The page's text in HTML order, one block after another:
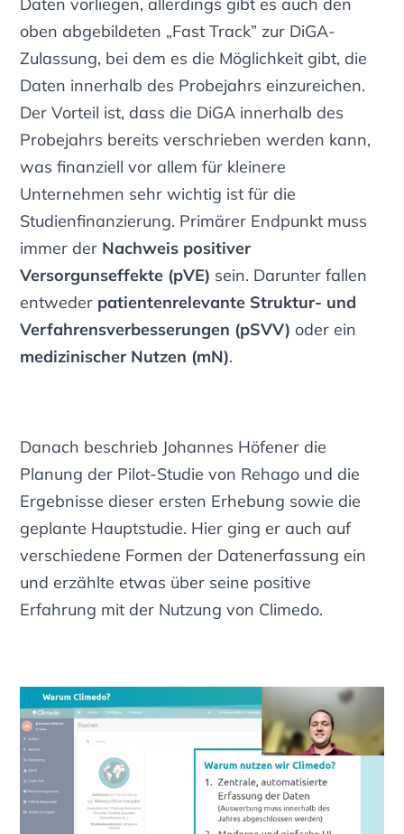
Daten vorliegen, allerdings gibt es auch den
oben abgebildeten „Fast Track” zur DiGA-
Zulassung, bei dem es die Möglichkeit gibt, die
Daten innerhalb des Probejahrs einzureichen.
Der Vorteil ist, dass die DiGA innerhalb des
Probejahrs bereits verschrieben werden kann,
was finanziell vor allem für kleinere
Unternehmen sehr wichtig ist für die
Studienfinanzierung. Primärer Endpunkt muss
immer der Nachweis positiver
Versorgunseffekte (pVE) sein. Darunter fallen
entweder patientenrelevante Struktur- und
Verfahrensverbesserungen (pSVV) oder ein
medizinischer Nutzen (mN).
Danach beschrieb Johannes Höfener die
Planung der Pilot-Studie von Rehago und die
Ergebnisse dieser ersten Erhebung sowie die
geplante Hauptstudie. Hier ging er auch auf
verschiedene Formen der Datenerfassung ein
und erzählte etwas über seine positive
Erfahrung mit der Nutzung von Climedo.